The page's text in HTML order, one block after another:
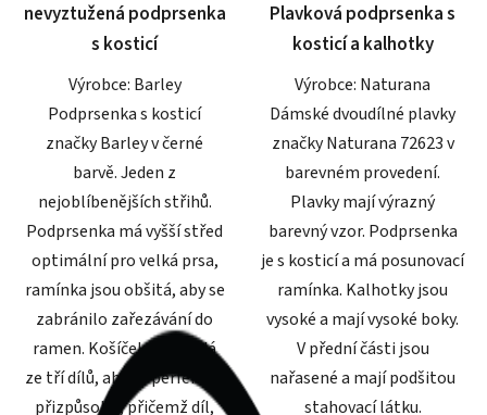
hvězdiček.
nevyztužená podprsenka
s kosticí
Výrobce: Barley
Podprsenka s kosticí
značky Barley v černé
barvě. Jeden z
nejoblíbenějších střihů.
Podprsenka má vyšší střed
optimální pro velká prsa,
ramínka jsou obšitá, aby se
zabránilo zařezávání do
ramen. Košíček se skládá
ze tří dílů, aby se perfektně
přizpůsobil, přičemž díl,
hvězdiček.
Plavková podprsenka s
kosticí a kalhotky
Výrobce: Naturana
Dámské dvoudílné plavky
značky Naturana 72623 v
barevném provedení.
Plavky mají výrazný
barevný vzor. Podprsenka
je s kosticí a má posunovací
ramínka. Kalhotky jsou
vysoké a mají vysoké boky.
V přední části jsou
nařasené a mají podšitou
stahovací látku.